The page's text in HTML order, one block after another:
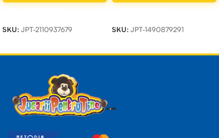
SKU: JPT-2110937679 SKU: JPT-1490879291